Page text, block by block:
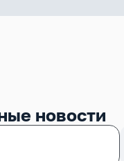
новости